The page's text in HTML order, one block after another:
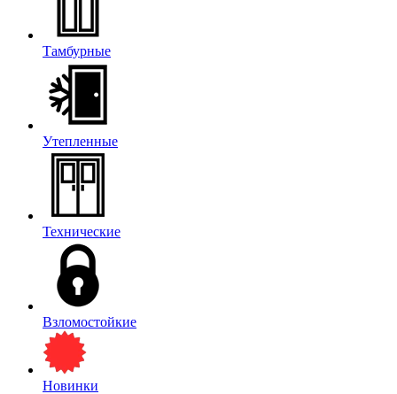
Тамбурные
Утепленные
Технические
Взломостойкие
Новинки